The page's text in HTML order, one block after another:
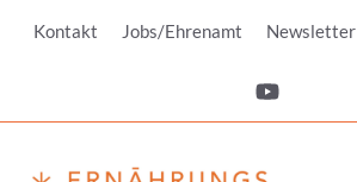
InhaltKontakt Jobs/Ehrenamt Newsletter